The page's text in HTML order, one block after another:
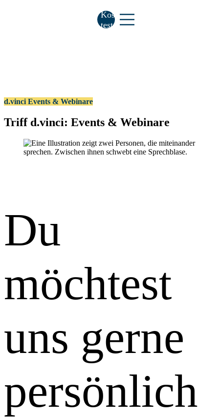
Kostenlos
testen
d.vinci Events & Webinare
Triff d.vinci: Events & Webinare
Du
möchtest
uns gerne
persönlich